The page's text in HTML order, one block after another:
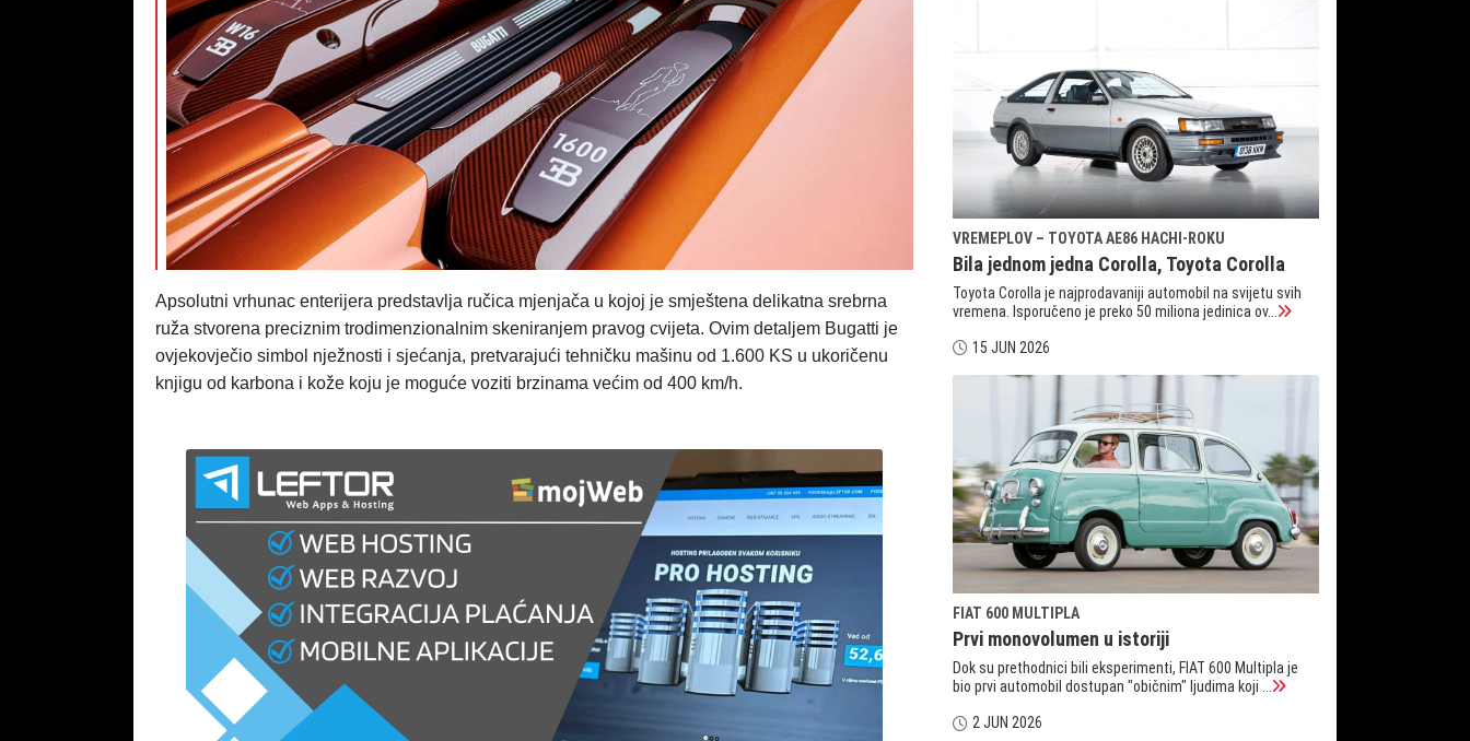
Apsolutni vrhunac enterijera predstavlja ručica mjenjača u kojoj je smještena delikatna srebrna
ruža stvorena preciznim trodimenzionalnim skeniranjem pravog cvijeta. Ovim detaljem Bugatti je
ovjekovječio simbol nježnosti i sjećanja, pretvarajući tehničku mašinu od 1.600 KS u ukoričenu
knjigu od karbona i kože koju je moguće voziti brzinama većim od 400 km/h.
VREMEPLOV – TOYOTA AE86 HACHI-ROKU
Bila jednom jedna Corolla, Toyota Corolla
Toyota Corolla je najprodavaniji automobil na svijetu svih
vremena. Isporučeno je preko 50 miliona jedinica ov...
15 JUN 2026
FIAT 600 MULTIPLA
Prvi monovolumen u istoriji
Dok su prethodnici bili eksperimenti, FIAT 600 Multipla je
bio prvi automobil dostupan "običnim" ljudima koji ...
2 JUN 2026